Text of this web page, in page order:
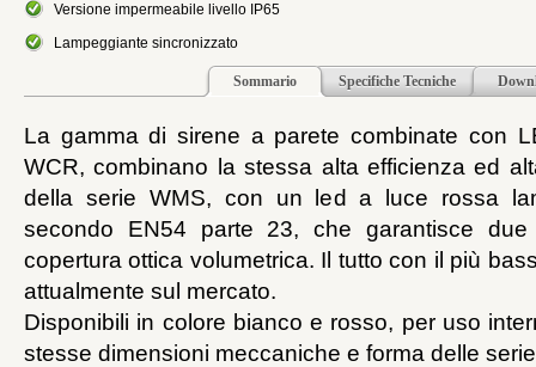
Versione impermeabile livello IP65
Lampeggiante sincronizzato
Sommario Specifiche Tecniche
La gamma di sirene a parete combinate con
WCR, combinano la stessa alta efficienza ed
della serie WMS, con un led a luce rossa
secondo EN54 parte 23, che garantisce
copertura ottica volumetrica. Il tutto con il più
attualmente sul mercato.
Disponibili in colore bianco e rosso, per uso
stesse dimensioni meccaniche e forma delle